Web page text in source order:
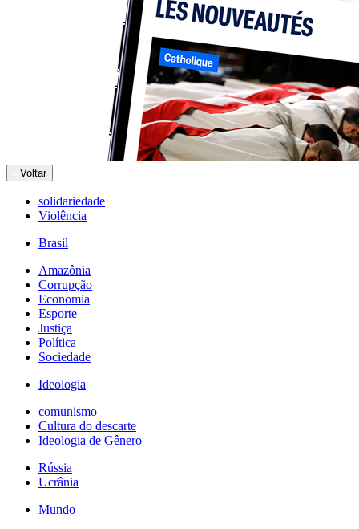
Voltar
solidariedade
Violência
Brasil
Amazônia
Corrupção
Economia
Esporte
Justiça
Política
Sociedade
Ideologia
comunismo
Cultura do descarte
Ideologia de Gênero
Rússia
Ucrânia
Mundo